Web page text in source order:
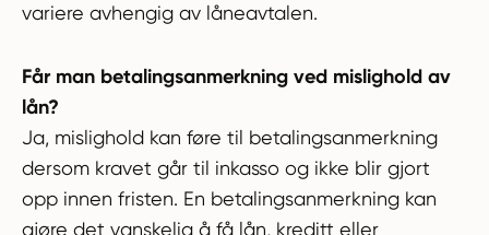
variere avhengig av låneavtalen.
Får man betalingsanmerkning ved mislighold av
lån?
Ja, mislighold kan føre til betalingsanmerkning
dersom kravet går til inkasso og ikke blir gjort
opp innen fristen. En betalingsanmerkning kan
gjøre det vanskelig å få lån, kreditt eller